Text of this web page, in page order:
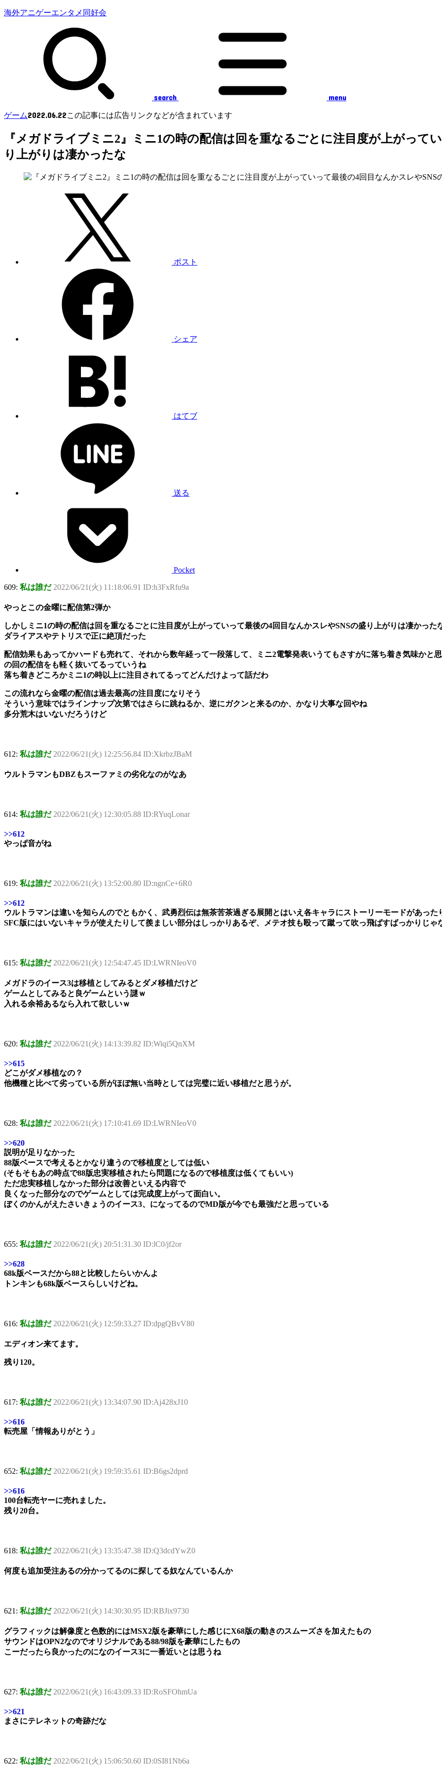
海外アニゲーエンタメ同好会
search menu
ゲーム2022.06.22この記事には広告リンクなどが含まれています
『メガドライブミニ2』ミニ1の時の配信は回を重なるごとに注目度が上がって
り上がりは凄かったな
ポスト
シェア
はてブ
送る
Pocket
609: 私は誰だ 2022/06/21(火) 11:18:06.91 ID:h3FxRfu9a
やっとこの金曜に配信第2弾か
しかしミニ1の時の配信は回を重なるごとに注目度が上がっていって最後の4回目なんかスレやSNSの盛り上がりは凄かった
ダライアスやテトリスで正に絶頂だった
配信効果もあってかハードも売れて、それから数年経って一段落して、ミニ2電撃発表いうてもさすがに落ち着き気味かと
の回の配信をも軽く抜いてるっていうね
落ち着きどころかミニ1の時以上に注目されてるってどんだけよって話だわ
この流れなら金曜の配信は過去最高の注目度になりそう
そういう意味ではラインナップ次第ではさらに跳ねるか、逆にガクンと来るのか、かなり大事な回やね
多分荒木はいないだろうけど
612: 私は誰だ 2022/06/21(火) 12:25:56.84 ID:XkrbzJBaM
ウルトラマンもDBZもスーファミの劣化なのがなあ
614: 私は誰だ 2022/06/21(火) 12:30:05.88 ID:RYuqLonar
>>612
やっぱ音がね
619: 私は誰だ 2022/06/21(火) 13:52:00.80 ID:ngnCe+6R0
>>612
ウルトラマンは違いを知らんのでともかく、武勇烈伝は無茶苦茶過ぎる展開とはいえ各キャラにストーリーモードがあった
SFC版にはいないキャラが使えたりして羨ましい部分はしっかりあるぞ、メテオ技も殴って蹴って吹っ飛ばすばっかりじゃ
615: 私は誰だ 2022/06/21(火) 12:54:47.45 ID:LWRNIeoV0
メガドラのイース3は移植としてみるとダメ移植だけど
ゲームとしてみると良ゲームという謎ｗ
入れる余裕あるなら入れて欲しいｗ
620: 私は誰だ 2022/06/21(火) 14:13:39.82 ID:Wiqi5QnXM
>>615
どこがダメ移植なの？
他機種と比べて劣っている所がほぼ無い当時としては完璧に近い移植だと思うが。
628: 私は誰だ 2022/06/21(火) 17:10:41.69 ID:LWRNIeoV0
>>620
説明が足りなかった
88版ベースで考えるとかなり違うので移植度としては低い
(そもそもあの時点で88版忠実移植されたら問題になるので移植度は低くてもいい)
ただ忠実移植しなかった部分は改善といえる内容で
良くなった部分なのでゲームとしては完成度上がって面白い。
ぼくのかんがえたさいきょうのイース3、になってるのでMD版が今でも最強だと思っている
655: 私は誰だ 2022/06/21(火) 20:51:31.30 ID:lC0/jf2or
>>628
68k版ベースだから88と比較したらいかんよ
トンキンも68k版ベースらしいけどね。
616: 私は誰だ 2022/06/21(火) 12:59:33.27 ID:dpgQBvV80
エディオン来てます。
残り120。
617: 私は誰だ 2022/06/21(火) 13:34:07.90 ID:Aj428xJ10
>>616
転売屋「情報ありがとう」
652: 私は誰だ 2022/06/21(火) 19:59:35.61 ID:B6gs2dprd
>>616
100台転売ヤーに売れました。
残り20台。
618: 私は誰だ 2022/06/21(火) 13:35:47.38 ID:Q3dcdYwZ0
何度も追加受注あるの分かってるのに探してる奴なんているんか
621: 私は誰だ 2022/06/21(火) 14:30:30.95 ID:RBJix9730
グラフィックは解像度と色数的にはMSX2版を豪華にした感じにX68版の動きのスムーズさを加えたもの
サウンドはOPN2なのでオリジナルである88/98版を豪華にしたもの
こーだったら良かったのになのイース3に一番近いとは思うね
627: 私は誰だ 2022/06/21(火) 16:43:09.33 ID:RoSFOhmUa
>>621
まさにテレネットの奇跡だな
622: 私は誰だ 2022/06/21(火) 15:06:50.60 ID:0SI81Nb6a